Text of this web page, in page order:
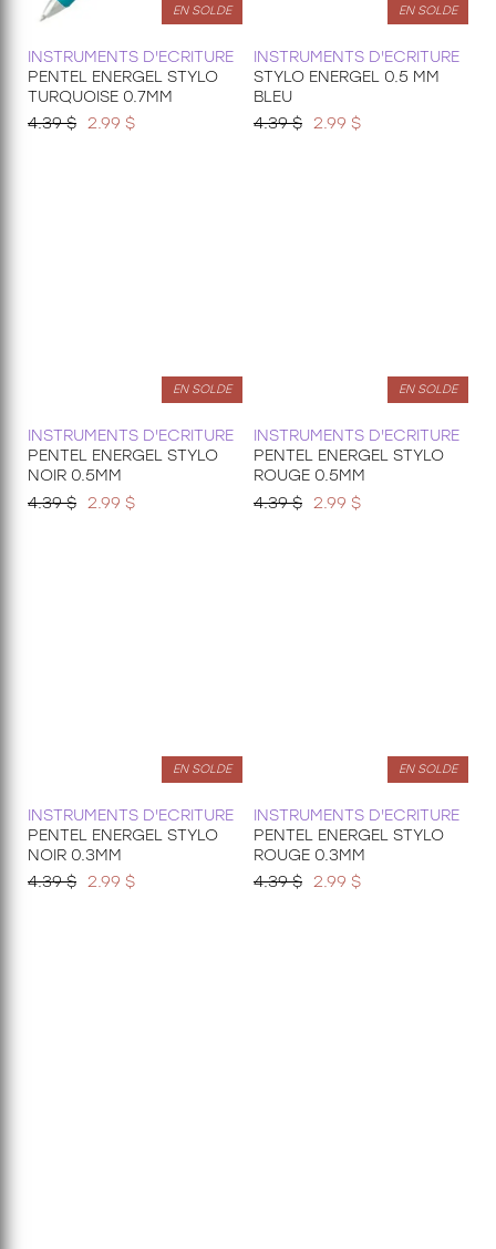
EN SOLDE
INSTRUMENTS D'ECRITURE
PENTEL ENERGEL STYLO
TURQUOISE 0.7MM
4.39 $ 2.99 $
EN SOLDE
INSTRUMENTS D'ECRITURE
STYLO ENERGEL 0.5 MM
BLEU
4.39 $ 2.99 $
EN SOLDE
INSTRUMENTS D'ECRITURE
PENTEL ENERGEL STYLO
NOIR 0.5MM
4.39 $
2.99 $
EN SOLDE
INSTRUMENTS D'ECRITURE
PENTEL ENERGEL STYLO
ROUGE 0.5MM
4.39 $
2.99 $
EN SOLDE
INSTRUMENTS D'ECRITURE
PENTEL ENERGEL STYLO
NOIR 0.3MM
4.39 $
2.99 $
EN SOLDE
INSTRUMENTS D'ECRITURE
PENTEL ENERGEL STYLO
ROUGE 0.3MM
4.39 $
2.99 $